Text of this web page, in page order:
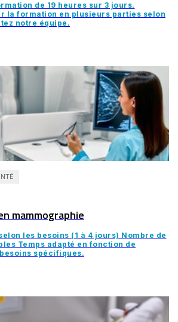
de 19 heures sur 3 jours.
la formation en plusieurs parties selon
notre équipe.
mammographie
les besoins (1 à 4 jours) Nombre de
Temps adapté en fonction de
spécifiques.